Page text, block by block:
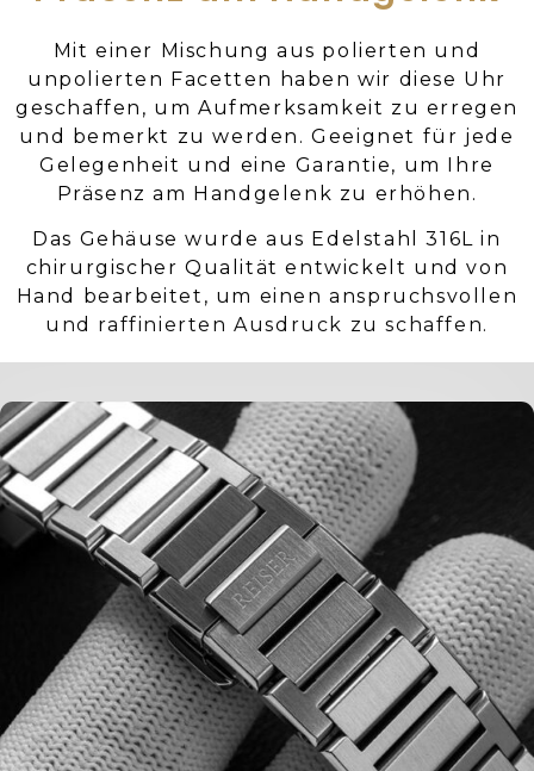
Mit einer Mischung aus polierten und
unpolierten Facetten haben wir diese Uhr
geschaffen, um Aufmerksamkeit zu erregen
und bemerkt zu werden. Geeignet für jede
Gelegenheit und eine Garantie, um Ihre
Präsenz am Handgelenk zu erhöhen.
Das Gehäuse wurde aus Edelstahl 316L in
chirurgischer Qualität entwickelt und von
Hand bearbeitet, um einen anspruchsvollen
und raffinierten Ausdruck zu schaffen.